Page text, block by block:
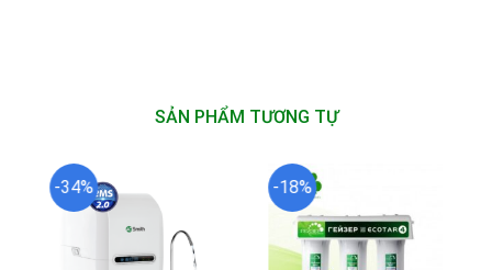
SẢN PHẨM TƯƠNG TỰ
-34% -18%